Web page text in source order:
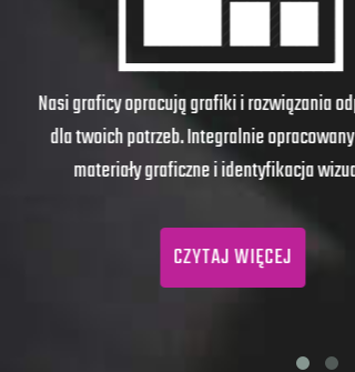
Pozycjonowanie stron
najpopularniejsza i najtrafniejsza
jej jest umieszczenie strony
CZYTAJ